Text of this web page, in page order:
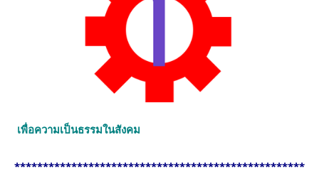
เพื่อความเป็นธรรมในสังคม
***************************************************